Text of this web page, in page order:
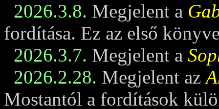
2026.3.8. Megjelent a
fordítása. Ez az első
2026.3.7. Megjelent a
2026.2.28. Megjelent az
Mostantól a fordítások